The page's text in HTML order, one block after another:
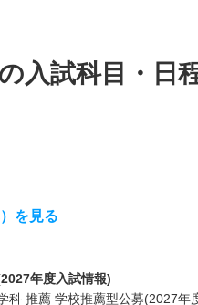
入試科目・日
を見る
年度入試情報)
推薦 学校推薦型公募(2027年